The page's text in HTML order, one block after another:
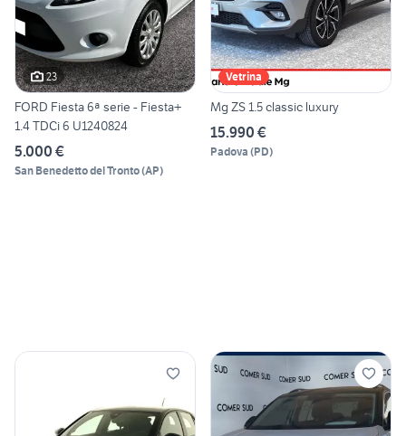
23
FORD Fiesta 6ª serie - Fiesta+
1.4 TDCi 6 U1240824
5.000 €
San Benedetto del Tronto(AP)
Vetrina
Mg ZS 1.5 classic luxury
15.990 €
Padova (PD)